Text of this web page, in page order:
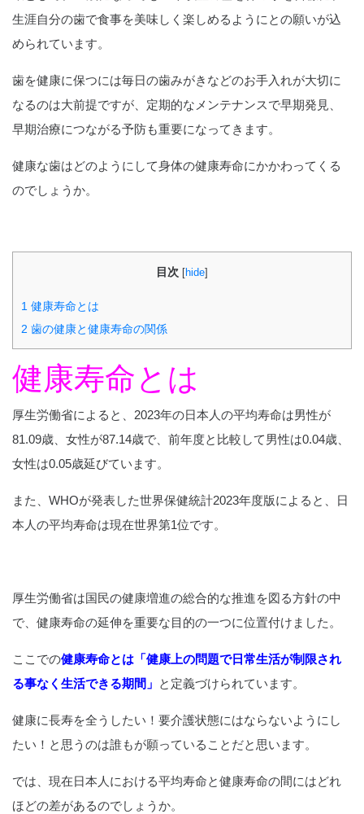
生涯自分の歯で食事を美味しく楽しめるようにとの願いが込
められています。
歯を健康に保つには毎日の歯みがきなどのお手入れが大切に
なるのは大前提ですが、定期的なメンテナンスで早期発見、
早期治療につながる予防も重要になってきます。
健康な歯はどのようにして身体の健康寿命にかかわってくる
のでしょうか。
目次 [hide]
1 健康寿命とは
2 歯の健康と健康寿命の関係
健康寿命とは
厚生労働省によると、2023年の日本人の平均寿命は男性が
81.09歳、女性が87.14歳で、前年度と比較して男性は0.04歳、
女性は0.05歳延びています。
また、WHOが発表した世界保健統計2023年度版によると、日
本人の平均寿命は現在世界第1位です。
厚生労働省は国民の健康増進の総合的な推進を図る方針の中
で、健康寿命の延伸を重要な目的の一つに位置付けました。
ここでの健康寿命とは「健康上の問題で日常生活が制限され
る事なく生活できる期間」 と定義づけられています。
健康に長寿を全うしたい！要介護状態にはならないようにし
たい！と思うのは誰もが願っていることだと思います。
では、現在日本人における平均寿命と健康寿命の間にはどれ
ほどの差があるのでしょうか。